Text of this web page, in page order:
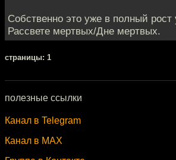
Собственно это уже в полный рост
Рассвете мертвых/Дне мертвых.
cтраницы: 1
полезные ссылки
Канал в Telegram
Канал в MAX